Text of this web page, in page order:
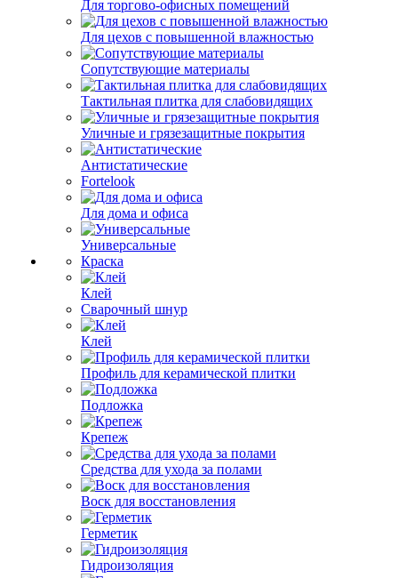
Для торгово-офисных помещений
Для цехов с повышенной влажностью
Сопутствующие материалы
Тактильная плитка для слабовидящих
Уличные и грязезащитные покрытия
Антистатические
Fortelook
Для дома и офиса
Универсальные
Краска
Клей
Сварочный шнур
Клей
Профиль для керамической плитки
Подложка
Крепеж
Средства для ухода за полами
Воск для восстановления
Герметик
Гидроизоляция